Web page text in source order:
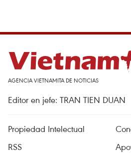
AGENCIA VIETNAMITA DE NOTICIAS
Editor en jefe: TRAN TIEN DUAN
Propiedad Intelectual
RSS